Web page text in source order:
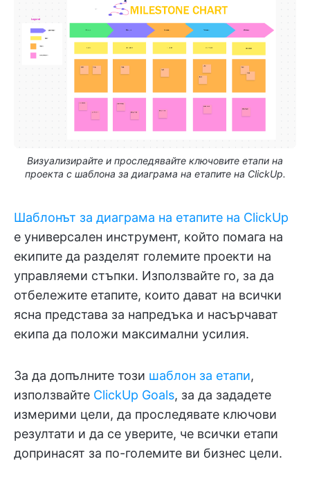
Визуализирайте и проследявайте ключовите етапи на
проекта с шаблона за диаграма на етапите на ClickUp.
Шаблонът за диаграма на етапите на ClickUp
е универсален инструмент, който помага на
екипите да разделят големите проекти на
управляеми стъпки. Използвайте го, за да
отбележите етапите, които дават на всички
ясна представа за напредъка и насърчават
екипа да положи максимални усилия.
За да допълните този шаблон за етапи,
използвайте ClickUp Goals, за да зададете
измерими цели, да проследявате ключови
резултати и да се уверите, че всички етапи
допринасят за по-големите ви бизнес цели.